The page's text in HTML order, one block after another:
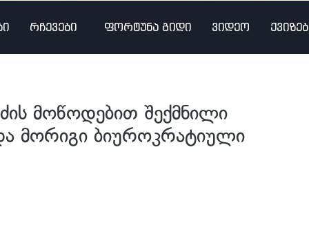
რჩევები ფორტუნა გიდი ვიდეო
მოწოდებით შექმნილი
მორიგი ბიუროკრატიული